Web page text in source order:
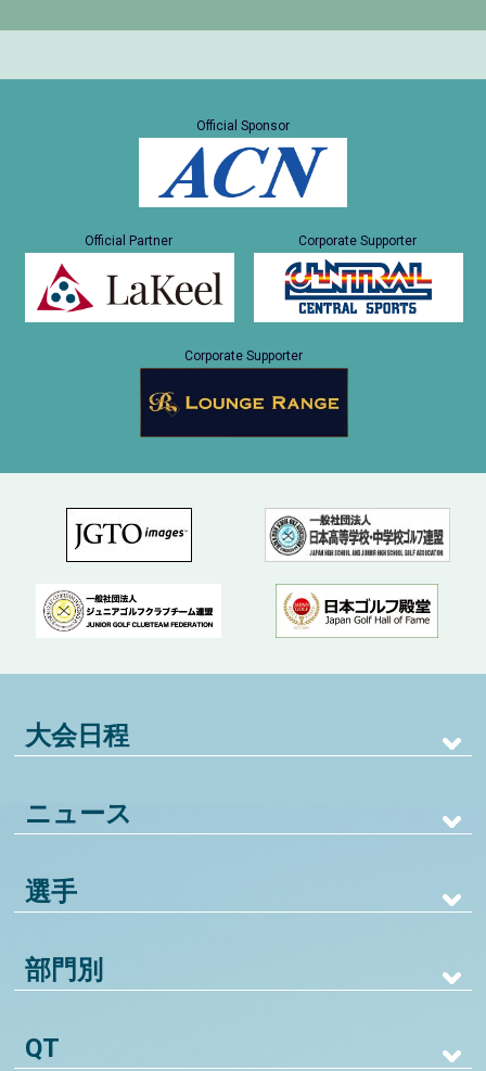
Official Sponsor
Official Partner Corporate Supporter
Corporate Supporter
大会日程
ニュース
選手
部門別
QT